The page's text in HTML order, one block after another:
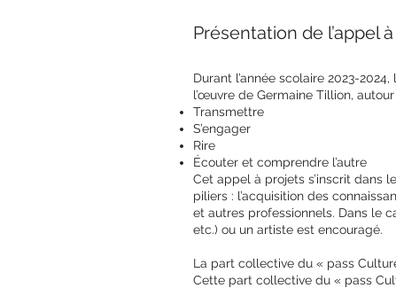
Présentation de l’appel
Durant l’année scolaire 2023-
l’œuvre de Germaine Tillion,
Transmettre
S’engager
Rire
Écouter et comprendre l’autre
Cet appel à projets s’inscrit dans
piliers : l’acquisition des
et autres professionnels. Dans le
etc.) ou un artiste est encouragé.
La part collective du « pass
Cette part collective du « pass